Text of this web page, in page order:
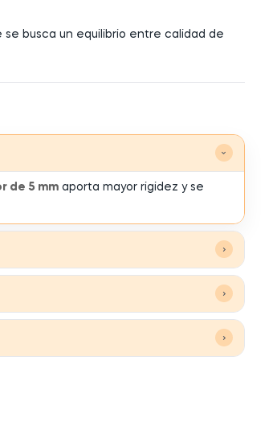
se busca un equilibrio entre calidad de
›
de 5 mm aporta mayor rigidez y se
›
›
›